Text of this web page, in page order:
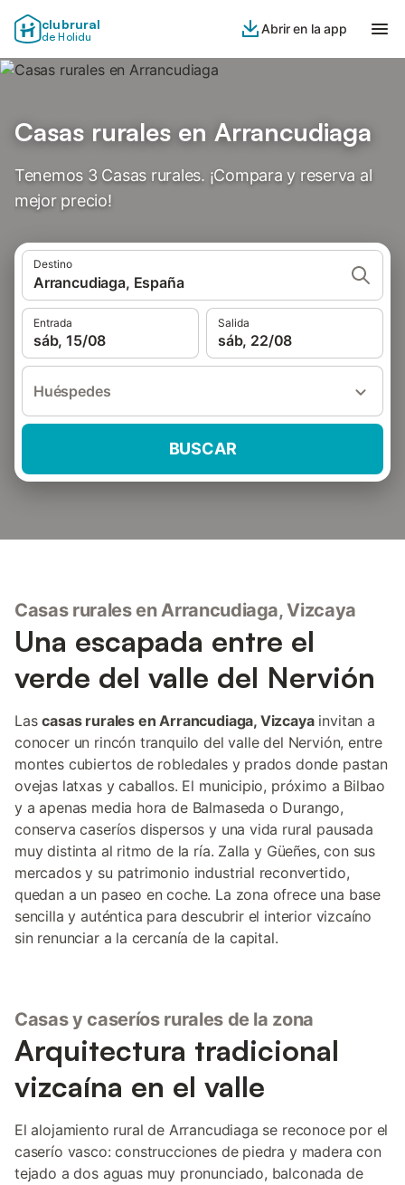
clubrural
de Holidu
Abrir en la app
Casas rurales en Arrancudiaga
Tenemos 3 Casas rurales. ¡Compara y reserva al
mejor precio!
Destino
Arrancudiaga, España
Entrada
sáb, 15/08
Salida
sáb, 22/08
Huéspedes
BUSCAR
Casas rurales en Arrancudiaga, Vizcaya
Una escapada entre el
verde del valle del Nervión
Lascasas rurales en Arrancudiaga, Vizcayainvitan a
conocer un rincón tranquilo del valle del Nervión, entre
montes cubiertos de robledales y prados donde pastan
ovejas latxas y caballos. El municipio, próximo a Bilbao
y a apenas media hora de Balmaseda o Durango,
conserva caseríos dispersos y una vida rural pausada
muy distinta al ritmo de la ría. Zalla y Güeñes, con sus
mercados y su patrimonio industrial reconvertido,
quedan a un paseo en coche. La zona ofrece una base
sencilla y auténtica para descubrir el interior vizcaíno
sin renunciar a la cercanía de la capital.
Casas y caseríos rurales de la zona
Arquitectura tradicional
vizcaína en el valle
El alojamiento rural de Arrancudiaga se reconoce por el
caserío vasco: construcciones de piedra y madera con
tejado a dos aguas muy pronunciado, balconada de